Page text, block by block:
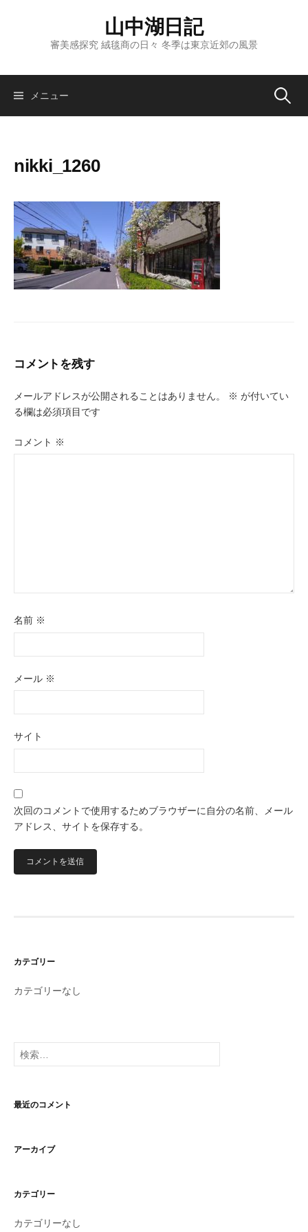
ツ
山中湖日記
審美感探究 絨毯商の日々 冬季は東京近郊の風景
メニュー 検
nikki_1260
コメントを残す
メールアドレスが公開されることはありません。 ※ が付いてい
る欄は必須項目です
コメント ※
名前 ※
メール ※
サイト
次回のコメントで使用するためブラウザーに自分の名前、メール
アドレス、サイトを保存する。
カテゴリー
カテゴリーなし
検
索:
最近のコメント
アーカイブ
カテゴリー
カテゴリーなし